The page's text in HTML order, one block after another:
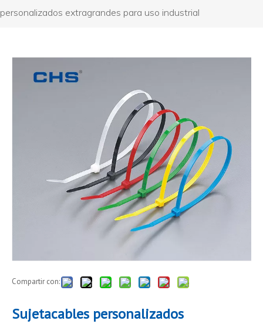
personalizados extragrandes para uso industrial
Compartir con:
Sujetacables personalizados